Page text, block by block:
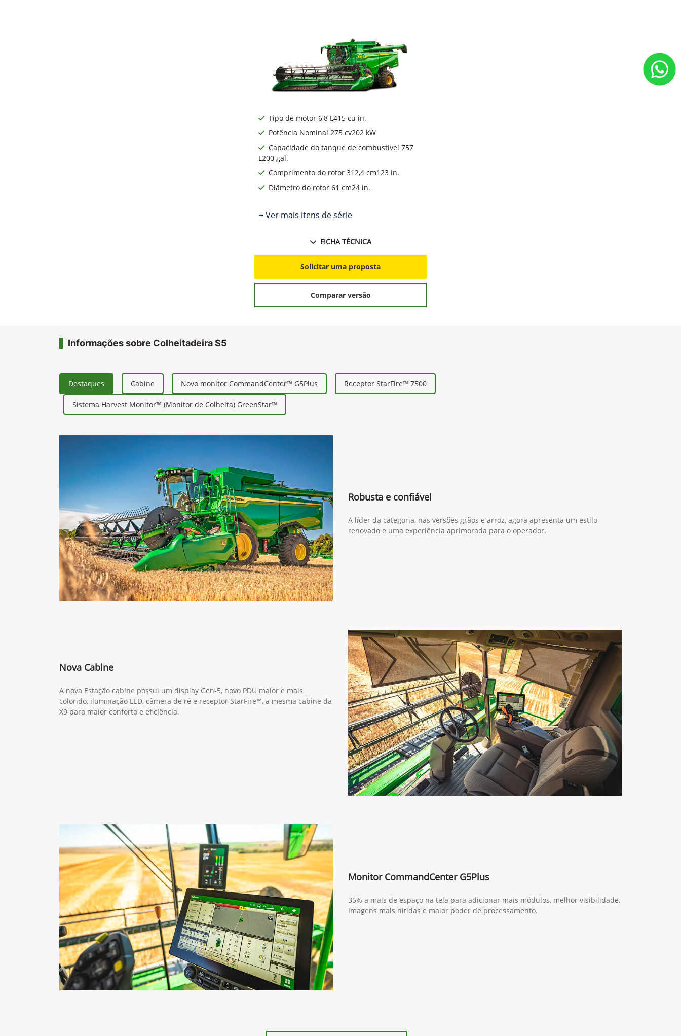
Tipo de motor 6,8 L415 cu in.
Potência Nominal 275 cv202 kW
Capacidade do tanque de combustível 757
L200 gal.
Comprimento do rotor 312,4 cm123 in.
Diâmetro do rotor 61 cm24 in.
+ Ver mais itens de série
FICHA TÉCNICA
Solicitar uma proposta
Comparar versão
Informações sobre Colheitadeira S5
Destaques Cabine Novo monitor CommandCenter™ G5Plus Receptor StarFire™ 7500
Sistema Harvest Monitor™ (Monitor de Colheita) GreenStar™
Robusta e confiável
A líder da categoria, nas versões grãos e arroz, agora apresenta um estilo
renovado e uma experiência aprimorada para o operador.
Nova Cabine
A nova Estação cabine possui um display Gen-5, novo PDU maior e mais
colorido, iluminação LED, câmera de ré e receptor StarFire™, a mesma cabine da
X9 para maior conforto e eficiência.
Monitor CommandCenter G5Plus
35% a mais de espaço na tela para adicionar mais módulos, melhor visibilidade,
imagens mais nítidas e maior poder de processamento.